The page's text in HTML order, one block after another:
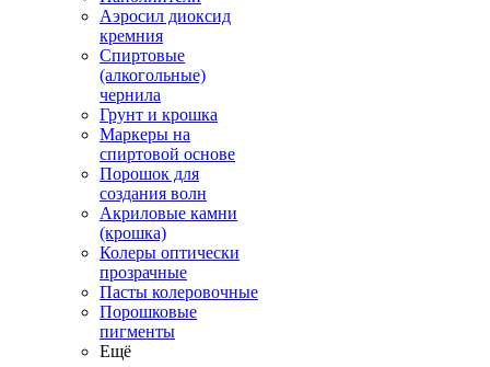
Аэросил диоксид
кремния
Спиртовые
(алкогольные)
чернила
Грунт и крошка
Маркеры на
спиртовой основе
Порошок для
создания волн
Акриловые камни
(крошка)
Колеры оптически
прозрачные
Пасты колеровочные
Порошковые
пигменты
Ещё